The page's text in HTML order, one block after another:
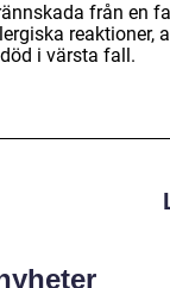
från en
reaktioner,
i värsta fall.